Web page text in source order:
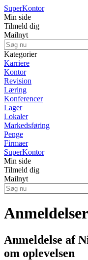
SuperKontor
Min side
Tilmeld dig
Mailnyt
Kategorier
Karriere
Kontor
Revision
Læring
Konferencer
Lager
Lokaler
Markedsføring
Penge
Firmaer
SuperKontor
Min side
Tilmeld dig
Mailnyt
Anmeldelse af
om oplevelsen